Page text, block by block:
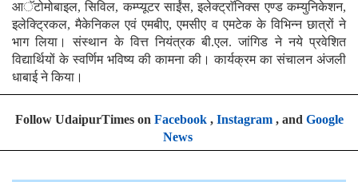
आॅटोमोबाइल, सिविल, कम्प्यूटर साईंस, इलेक्ट्राॅनिक्स एण्ड कम्युनिकेशन,
इलेक्ट्रिकल, मैकेनिकल एवं एमबीए, एमसीए व एमटेक के विभिन्न छात्रों ने
भाग लिया। संस्थान के वित्त नियंत्रक बी.एल. जांगिड ने नये प्रवेशित
विद्यार्थियों के स्वर्णिम भविष्य की कामना की। कार्यक्रम का संचालन अंजली
धाबाई ने किया।
Follow UdaipurTimes on Facebook, Instagram, and Google
News